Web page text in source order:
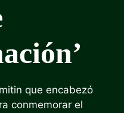
que encabezó
conmemorar el